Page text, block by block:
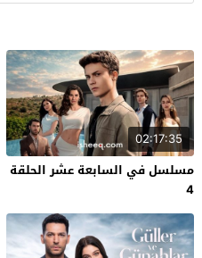
02:17:35
مسلسل في السابعة عشر الحلقة
4